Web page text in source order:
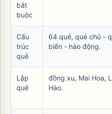
bắt
buộc
Cấu
trúc
quẻ
64 quẻ, quẻ chủ -
biến - hào động.
Lập
quẻ
đồng xu, Mai Hoa,
Hào.